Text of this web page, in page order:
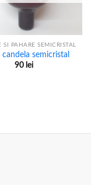
SI PAHARE SEMICRISTAL
candela semicristal
90 lei